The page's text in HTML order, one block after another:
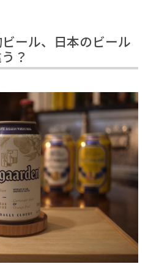
ール、日本のビール
？